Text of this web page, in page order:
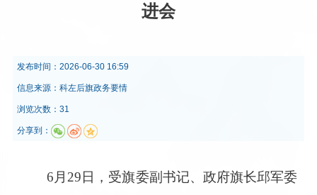
进会
发布时间： 2026-06-30 16:59
信息来源： 科左后旗政务要情
浏览次数：31
分享到：
6月29日，受旗委副书记、政府旗长邱军委